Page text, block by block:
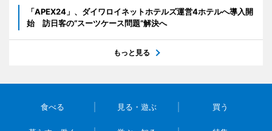
「APEX24」、ダイワロイネットホテルズ運営4ホテルへ導入開
始 訪日客の“スーツケース問題”解決へ
もっと見る
食べる 見る・遊ぶ 買う